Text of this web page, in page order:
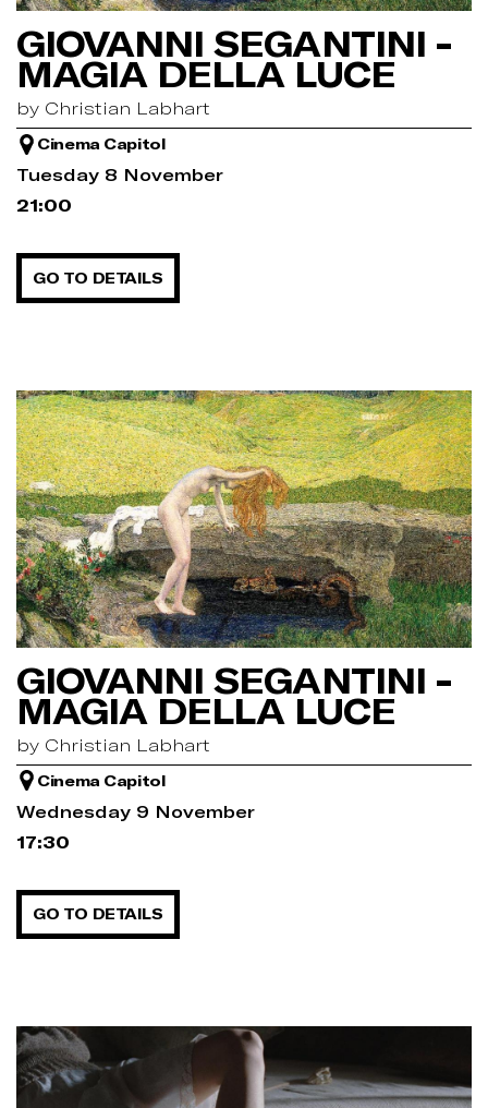
GIOVANNI SEGANTINI -
MAGIA DELLA LUCE
by Christian Labhart
Cinema Capitol
Tuesday 8 November
21:00
GO TO DETAILS
GIOVANNI SEGANTINI -
MAGIA DELLA LUCE
by Christian Labhart
Cinema Capitol
Wednesday 9 November
17:30
GO TO DETAILS